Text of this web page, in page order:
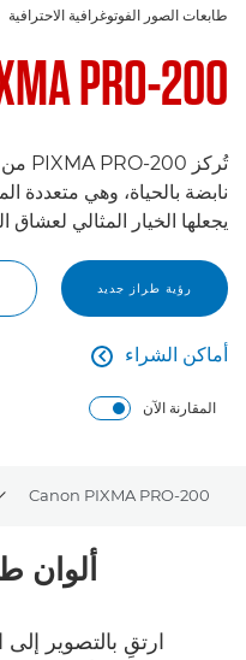
طابعات الصور الفوتوغرافية الاحترافية
PRO-200
نابضة بالحياة، وهي متعددة
يجعلها الخيار المثالي
رؤية طراز جديد
أماكن الشراء
أماكن الشراء

المقارنة الآن
Canon PIXMA PRO-200
ألوان
ارتقِ بالتصوير